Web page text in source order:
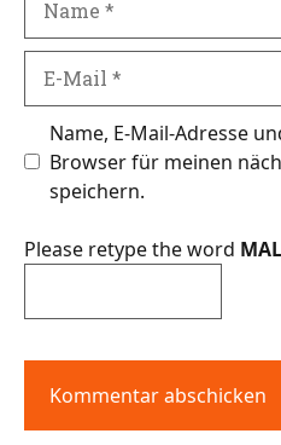
Mail
Name, E-Mail-Adresse
Browser für meinen
speichern.
Please retype the word